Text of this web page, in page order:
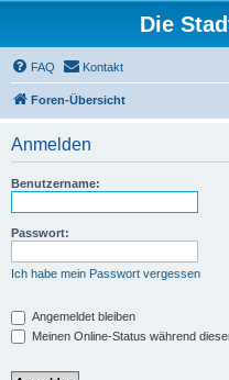
Die
FAQ Kontakt
Foren-Übersicht
Anmelden
Benutzername:
Passwort:
Ich habe mein Passwort vergessen
Angemeldet bleiben
Meinen Online-Status während